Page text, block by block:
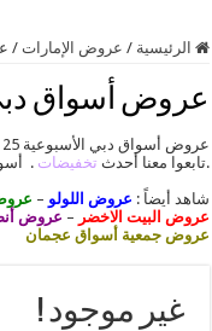
الرئيسية / عروض الإمارات /
عروض أسواق
.تابعوا معنا أحدث تخفيضات . أسواق دبي
شاهد أيضاً : عروض اللولو –
عروض البيت الاخضر – عروض
عروض جمعية أسواق عجمان
غير موجود !